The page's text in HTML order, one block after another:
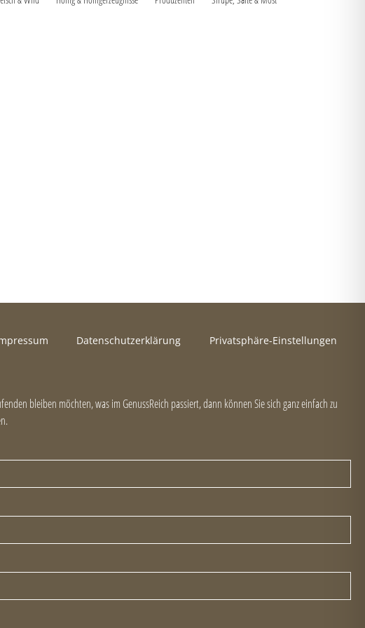
Datenschutzerklärung
Privatsphäre-Einstellungen
bleiben möchten, was im GenussReich passiert, dann können Sie sich ganz einfach zu